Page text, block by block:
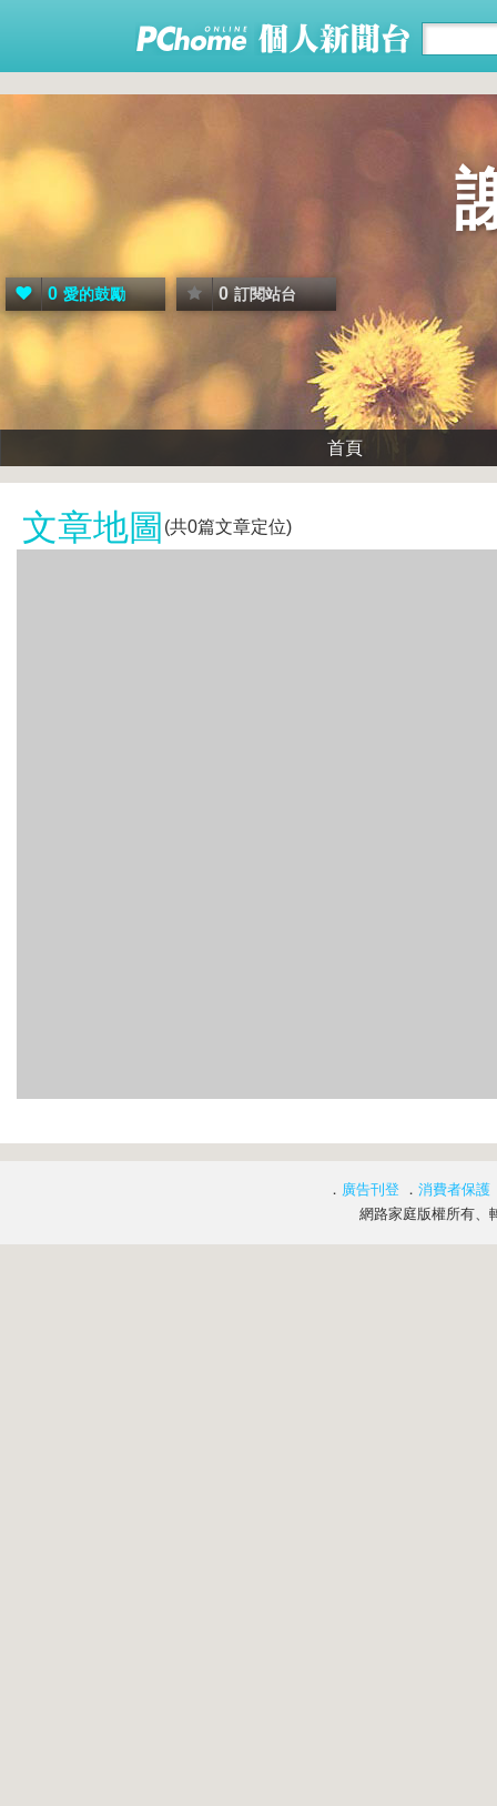
0 愛的鼓勵 0 訂閱站台
首頁
文章地圖 (共0篇文章定位)
． 廣告刊登 ． 消費者保護
網路家庭版權所有、